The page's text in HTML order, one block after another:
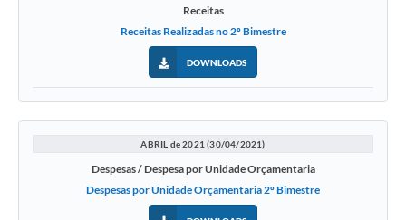
Receitas
Receitas Realizadas no 2º Bimestre
DOWNLOADS
ABRIL de 2021 (30/04/2021)
Despesas / Despesa por Unidade Orçamentaria
Despesas por Unidade Orçamentaria 2º Bimestre